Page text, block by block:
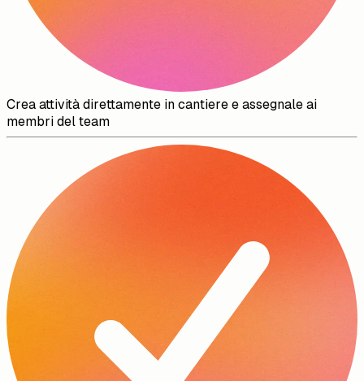
Crea attività direttamente in cantiere e assegnale ai
membri del team